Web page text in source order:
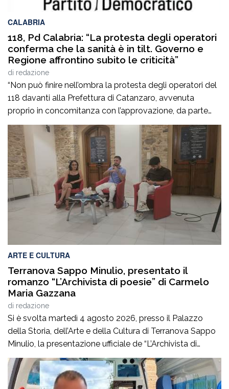
CALABRIA
118, Pd Calabria: “La protesta degli operatori
conferma che la sanità è in tilt. Governo e
Regione affrontino subito le criticità”
di redazione
“Non può finire nell’ombra la protesta degli operatori del
118 davanti alla Prefettura di Catanzaro, avvenuta
proprio in concomitanza con l’approvazione, da parte
del Consiglio dei ministri, del nuovo Programma
operativo della sanità calabrese per il triennio 2026-
2028. È l’ennesima denuncia del personale della sanità,
che attesta una crisi gravissima del settore, purtroppo
negata dai […]
ARTE E CULTURA
Terranova Sappo Minulio, presentato il
romanzo “L’Archivista di poesie” di Carmelo
Maria Gazzana
di redazione
Si è svolta martedì 4 agosto 2026, presso il Palazzo
della Storia, dell’Arte e della Cultura di Terranova Sappo
Minulio, la presentazione ufficiale de “L’Archivista di
poesie”, secondo romanzo del giovane scrittore Carmelo
Maria Gazzana.La serata ha rappresentato un
importante momento d’incontro tra letteratura, arte e